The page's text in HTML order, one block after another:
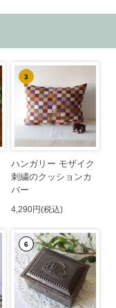
3
ハンガリー モザイク
刺繍のクッションカ
バー
4,290円(税込)
6